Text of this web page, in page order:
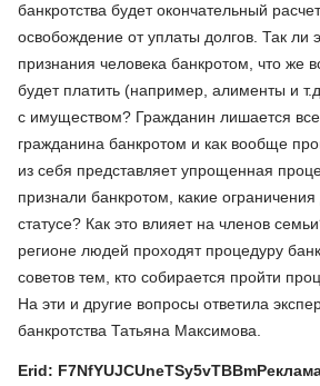
банкротства будет окончательный
освобождение от уплаты долгов. Так ли
признания человека банкротом, что же
будет платить (например, алименты и
с имуществом? Гражданин лишается
гражданина банкротом и как вообще
из себя представляет упрощенная
признали банкротом, какие
статусе? Как это влияет на членов
регионе людей проходят процедуру
советов тем, кто собирается пройти
На эти и другие вопросы ответила
банкротства Татьяна Максимова.
Erid: